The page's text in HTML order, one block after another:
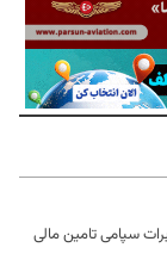
سپامی تامین مالی